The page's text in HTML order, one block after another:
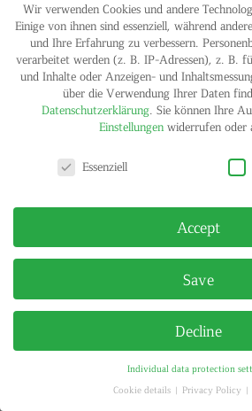
IMPRINT
PRIVACY
© HELGA MARIA KLOSTERFELDE |
Wir verwenden Cookies und andere
Einige von ihnen sind essenziell, während
und Ihre Erfahrung zu verbessern.
verarbeitet werden (z. B. IP-Adressen), z. B.
und Inhalte oder Anzeigen- und
über die Verwendung Ihrer Daten
Datenschutzerklärung. Sie können Ihre
Einstellungen widerrufen oder
Essenziell
Accept
Save
Decline
Individual data protection
Cookie details
Privacy Policy